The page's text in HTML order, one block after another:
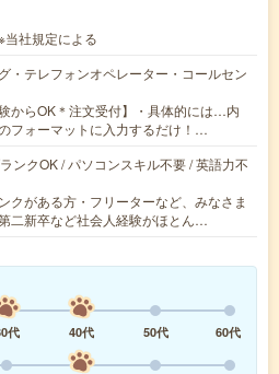
社規定による
・テレフォンオペレーター・コールセン
からOK＊注文受付】・具体的には…内
フォーマットに入力するだけ！…
ンクOK / パソコンスキル不要 / 英語力不
クがある方・フリーターなど、みなさま
二新卒など社会人経験がほとん…
代 40代 50代
60代